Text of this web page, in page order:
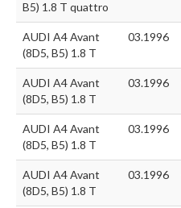
B5) 1.8 T quattro
AUDI A4 Avant
(8D5, B5) 1.8 T
03.1996
AUDI A4 Avant
(8D5, B5) 1.8 T
03.1996
AUDI A4 Avant
(8D5, B5) 1.8 T
03.1996
AUDI A4 Avant
(8D5, B5) 1.8 T
03.1996